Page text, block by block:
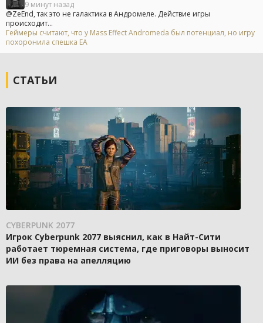
9 минут назад
@ZeEnd, так это не галактика в Андромеле. Действие игры
происходит...
Геймеры считают, что у Mass Effect Andromeda был потенциал, но игру
похоронила спешка EA
СТАТЬИ
CYBERPUNK 2077
Игрок Cyberpunk 2077 выяснил, как в Найт-Сити
работает тюремная система, где приговоры выносит
ИИ без права на апелляцию